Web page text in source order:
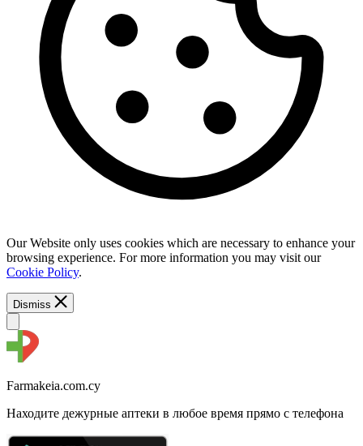
Our Website only uses cookies which are necessary to enhance your
browsing experience. For more information you may visit our
Cookie Policy.
Dismiss
Farmakeia.com.cy
Находите дежурные аптеки в любое время прямо с телефона